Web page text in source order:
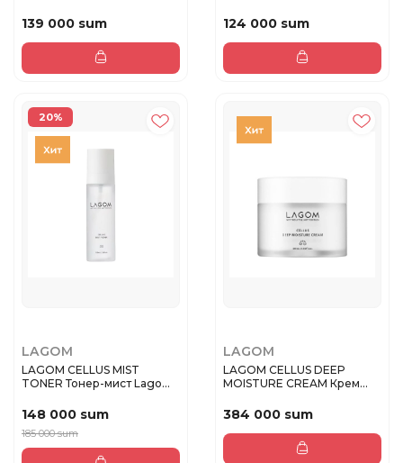
139 000 sum 124 000 sum
20%
LAGOM
LAGOM CELLUS MIST
TONER Тонер-мист Lagom
148 000 sum
185 000 sum
LAGOM
LAGOM CELLUS DEEP
MOISTURE CREAM Крем
384 000 sum